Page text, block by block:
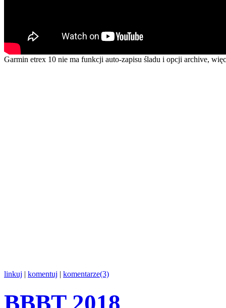
Garmin etrex 10 nie ma funkcji auto-zapisu śladu i opcji archive,
linkuj | komentuj | komentarze(3)